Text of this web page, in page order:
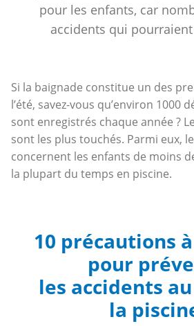
pour les enfants, car
accidents qui
Si la baignade constitue un des
l’été, savez-vous qu’environ 1000
sont enregistrés chaque année ?
sont les plus touchés. Parmi eux,
concernent les enfants de moins
la plupart du temps en piscine.
10 précautions
pour
les accidents
la